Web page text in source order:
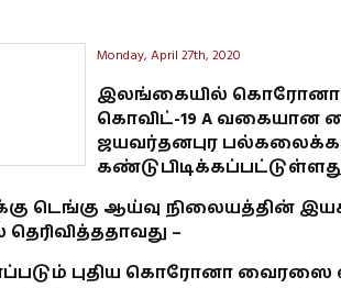
Monday, April 27th, 2020
இலங்கையில் கொரோனா
கொவிட்-19 A வகையான
ஜயவர்தனபுர
டெங்கு ஆய்வு நிலையத்தின்
–
புதிய கொரோனா